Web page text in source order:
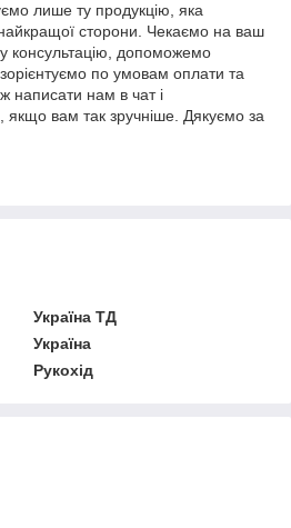
лише ту продукцію, яка
сторони. Чекаємо на ваш
консультацію, допоможемо
по умовам оплати та
написати нам в чат і
якщо вам так зручніше. Дякуємо за
Україна ТД
Україна
Рукохід